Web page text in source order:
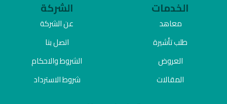
الخدمات
معاهد
طلب تأشيرة
العروض
المقالات
الشركة
عن الشركة
اتصل بنا
الشروط والاحكام
شروط الاسترداد